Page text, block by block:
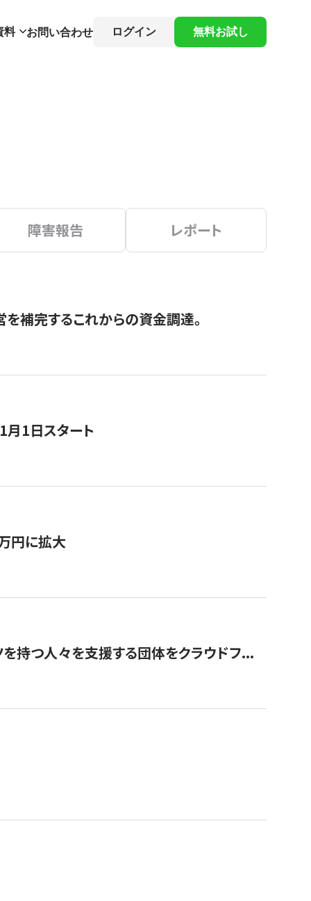
料 お問い合わせ ログイン 無料お試し
障害報告 レポート
補完するこれからの資金調達。
月1日スタート
円に拡大
持つ人々を支援する団体をクラウドフ...